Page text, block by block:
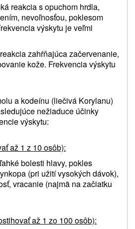
reakcia s opuchom hrdla,
nevoľnosťou, poklesom
výskytu je veľmi
zahŕňajúca začervenanie,
kože. Frekvencia výskytu
a kodeínu (liečivá Korylanu)
nežiaduce účinky
výskytu:
až 1 z 10 osôb):
bolesti hlavy, pokles
(pri užití vysokých dávok),
vracanie (najmä na začiatku
až 1 zo 100 osôb):